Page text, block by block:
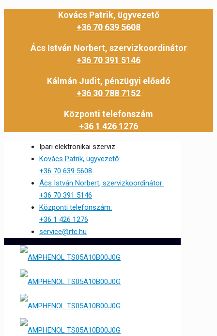
Kovács Patrik, ügyvezető
+36 70 639 5608
Ács István Norbert, szervizkoordinátor
+36 70 391 5146
Kálmán Judit, pénzügyi előadó
+36 30 788 7152
Központi telefonszám
+36 1 426 1276
Ipari elektronikai szerviz
Kovács Patrik, ügyvezető:
+36 70 639 5608
Ács István Norbert, szervizkoordinátor:
+36 70 391 5146
Központi telefonszám:
+36 1 426 1276
service@rtc.hu